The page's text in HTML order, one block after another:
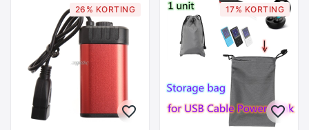
26% KORTING 17% KORTING